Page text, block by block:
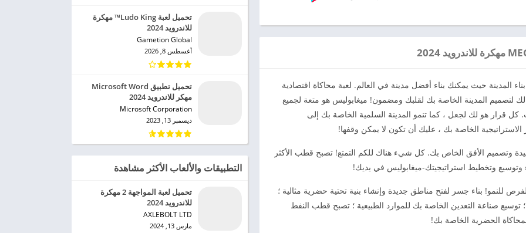
المدينة حيث يمكنك بناء أفضل مدينة في العالم. لعبة محاكاة اقتصادية
المدينة الخاصة بك لقلبك ومضمون! ميغابوليس هو متعة لجميع
كل قرار هو لك لجعل ، كما تنمو المدينة السلمية الخاصة بك إلى
الخاصة بك ، عليك أن تكون لا يمكن وقفها!
وتصميم الأفق الخاص بك. كل شيء هناك للكم التمتع! تصبح قطب الأكثر
وتوسيع وتخطيط استراتيجيتك-ميغابوليس في يديك!
للنمو! بناء جسر لفتح مناطق جديدة وإنشاء بنية تحتية حضرية مثالية ؛
صناعة التعدين الخاصة بك للموارد الطبيعية ؛ تصبح قطب النفط
الحضرية الخاصة بك!
تحميل لعبة Ludo King™ مهكرة
للاندرويد 2024
Gametion Global‏
أغسطس 8, 2026
تحميل تطبيق Microsoft Word
مهكر للاندرويد 2024
Microsoft Corporation‏
ديسمبر 13, 2023
التطبيقات والألعاب الأكثر مشاهدة
تحميل لعبة المواجهة 2 مهكرة
للاندرويد 2024
AXLEBOLT LTD‏
مارس 13, 2024